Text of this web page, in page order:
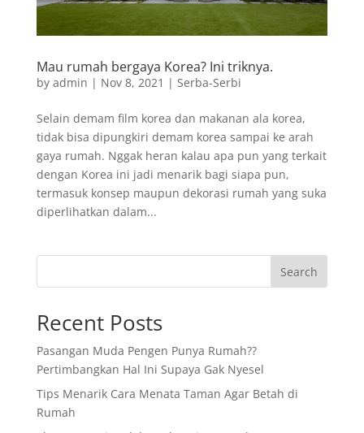
Mau rumah bergaya Korea? Ini triknya.
by admin | Nov 8, 2021 | Serba-Serbi
Selain demam film korea dan makanan ala korea,
tidak bisa dipungkiri demam korea sampai ke arah
gaya rumah. Nggak heran kalau apa pun yang terkait
dengan Korea ini jadi menarik bagi siapa pun,
termasuk konsep maupun dekorasi rumah yang suka
diperlihatkan dalam...
Search
Recent Posts
Pasangan Muda Pengen Punya Rumah??
Pertimbangkan Hal Ini Supaya Gak Nyesel
Tips Menarik Cara Menata Taman Agar Betah di
Rumah